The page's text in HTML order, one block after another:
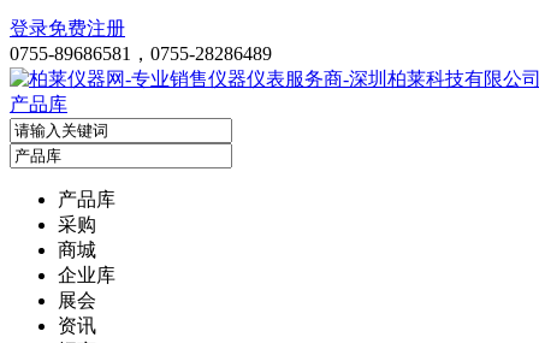
登录免费注册
0755-89686581，0755-28286489
产品库
产品库
采购
商城
企业库
展会
资讯